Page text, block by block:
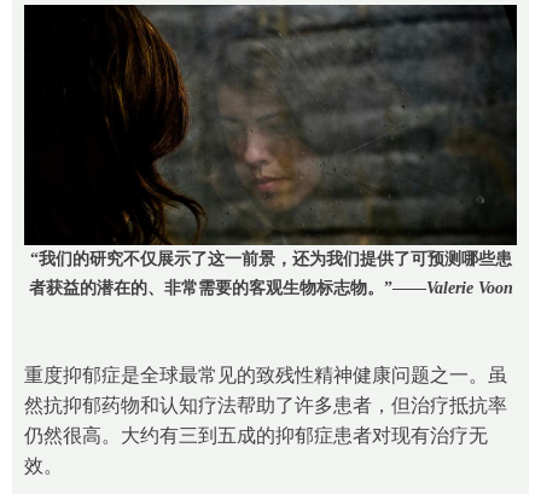
“我们的研究不仅展示了这一前景，还为我们提供了可预测哪些患
者获益的潜在的、非常需要的客观生物标志物。”——Valerie Voon
重度抑郁症是全球最常见的致残性精神健康问题之一。虽
然抗抑郁药物和认知疗法帮助了许多患者，但治疗抵抗率
仍然很高。大约有三到五成的抑郁症患者对现有治疗无
效。